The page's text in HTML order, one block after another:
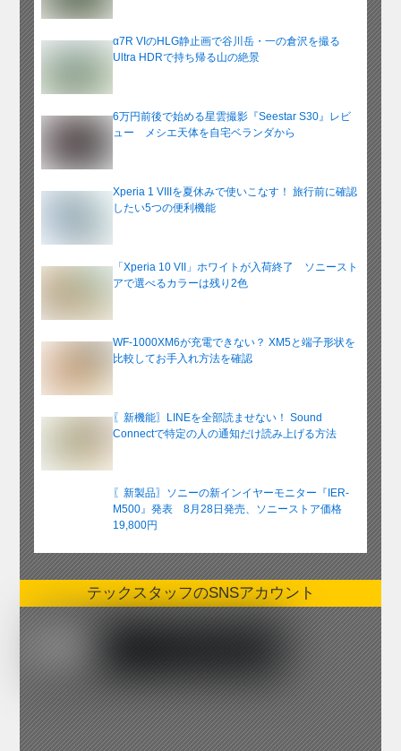
α7R VIのHLG静止画で谷川岳・一の倉沢を撮る
Ultra HDRで持ち帰る山の絶景
6万円前後で始める星雲撮影『Seestar S30』レビ
ュー メシエ天体を自宅ベランダから
Xperia 1 VIIIを夏休みで使いこなす！ 旅行前に確認
したい5つの便利機能
「Xperia 10 VII」ホワイトが入荷終了 ソニースト
アで選べるカラーは残り2色
WF-1000XM6が充電できない？ XM5と端子形状を
比較してお手入れ方法を確認
〖新機能〗LINEを全部読ませない！ Sound
Connectで特定の人の通知だけ読み上げる方法
〖新製品〗ソニーの新インイヤーモニター『IER-
M500』発表 8月28日発売、ソニーストア価格
19,800円
テックスタッフのSNSアカウント